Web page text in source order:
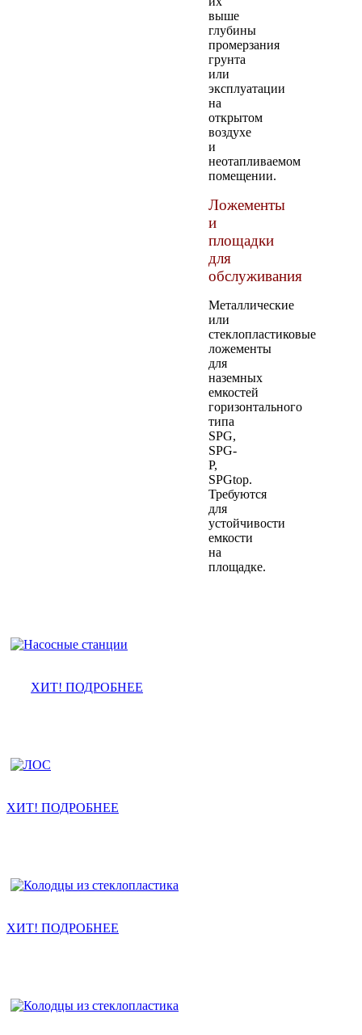
выше
глубины
промерзания
грунта
или
эксплуатации
на
открытом
воздухе
и
неотапливаемом
помещении.
Ложементы
и
площадки
для
обслуживания
Металлические
или
стеклопластиковые
ложементы
для
наземных
емкостей
горизонтального
типа
SPG,
SPG-
P,
SPGtop.
Требуются
для
устойчивости
емкости
на
площадке.
ХИТ! ПОДРОБНЕЕ
ХИТ! ПОДРОБНЕЕ
ХИТ! ПОДРОБНЕЕ